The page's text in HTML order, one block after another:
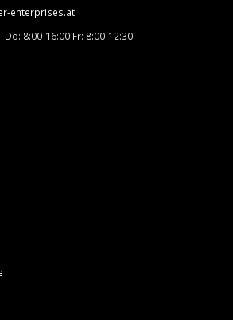
enterprises.at
Do: 8:00-16:00 Fr: 8:00-12:30